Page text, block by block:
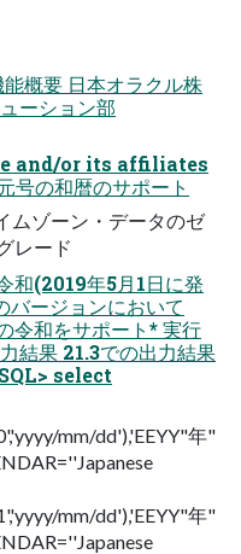
概要 ⽇本オラクル株
ーション部
and/or its affiliates
号の和暦のサポート
ムゾーン・データのゼ
レード
和(2019年5⽉1⽇に発
バージョンにおいて
令和をサポート* 実⾏
結果 21.3での出⼒結果
select
mm/dd'),'EEYY"年"
mm/dd'),'EEYY"年"